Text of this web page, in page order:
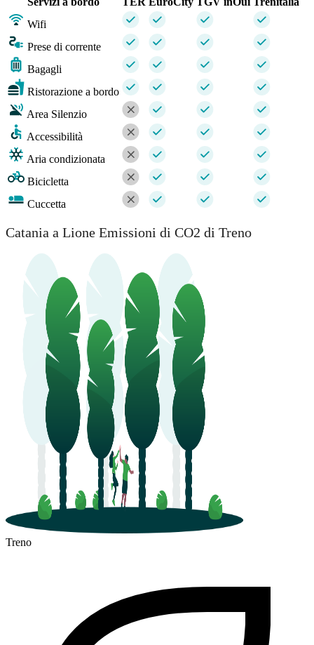
Wifi
Prese di corrente
Bagagli
Ristorazione a bordo
Area Silenzio
Accessibilità
Aria condizionata
Bicicletta
Cuccetta
Catania a Lione Emissioni di CO2 di Treno
Treno